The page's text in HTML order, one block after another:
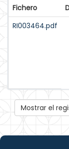
Fichero
RI003464.pdf
Mostrar el